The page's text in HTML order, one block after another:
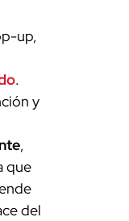
up,
.
y
,
que
del